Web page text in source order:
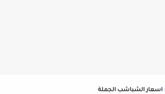
اسعار الشباشب الجملة